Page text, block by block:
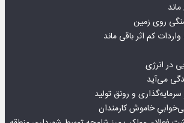
روی زمین
واردات کم اثر باقی ماند
در انرژی
می‌آید
سرمایه‌گذاری و رونق تولید
خاموش کارمندان